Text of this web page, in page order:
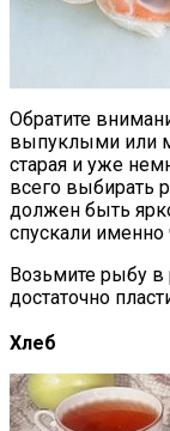
Обратите
выпуклыми или
старая и уже
всего выбирать
должен быть
спускали
Возьмите рыбу
достаточно
Хлеб